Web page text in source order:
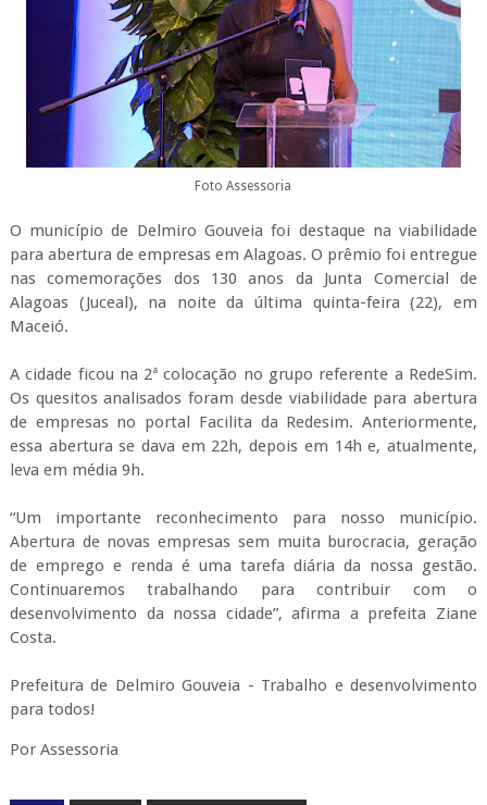
Foto Assessoria
O município de Delmiro Gouveia foi destaque na viabilidade
para abertura de empresas em Alagoas. O prêmio foi entregue
nas comemorações dos 130 anos da Junta Comercial de
Alagoas (Juceal), na noite da última quinta-feira (22), em
Maceió.
A cidade ficou na 2ª colocação no grupo referente a RedeSim.
Os quesitos analisados foram desde viabilidade para abertura
de empresas no portal Facilita da Redesim. Anteriormente,
essa abertura se dava em 22h, depois em 14h e, atualmente,
leva em média 9h.
“Um importante reconhecimento para nosso município.
Abertura de novas empresas sem muita burocracia, geração
de emprego e renda é uma tarefa diária da nossa gestão.
Continuaremos trabalhando para contribuir com o
desenvolvimento da nossa cidade”, afirma a prefeita Ziane
Costa.
Prefeitura de Delmiro Gouveia - Trabalho e desenvolvimento
para todos!
Por Assessoria